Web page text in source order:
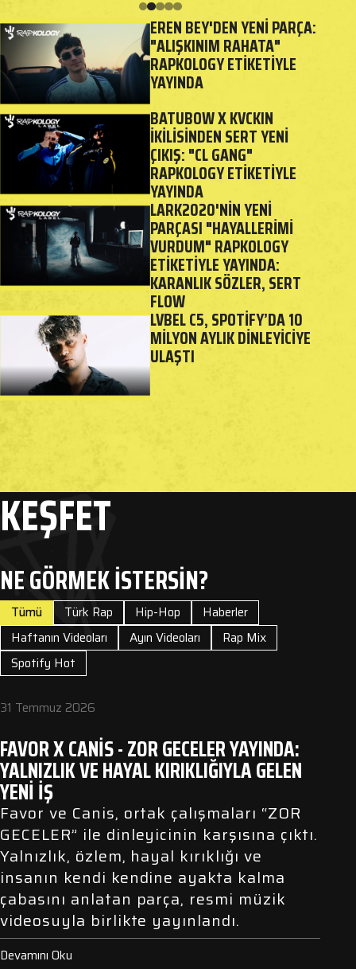
EREN BEY'DEN YENI PARÇA:
"ALIŞKINIM RAHATA"
RAPKOLOGY ETIKETIYLE
YAYINDA
BATUBOW X KVCKIN
İKILISINDEN SERT YENI
ÇIKIŞ: "CL GANG"
RAPKOLOGY ETIKETIYLE
YAYINDA
LARK2020'NIN YENI
PARÇASI "HAYALLERIMI
VURDUM" RAPKOLOGY
ETIKETIYLE YAYINDA:
KARANLIK SÖZLER, SERT
FLOW
LVBEL C5, SPOTIFY’DA 10
MILYON AYLIK DINLEYICIYE
ULAŞTI
KEŞFET
NE GÖRMEK İSTERSİN?
Tümü Türk Rap Hip-Hop
Haberler
Haftanın Videoları
Ayın Videoları
Rap Mix
Spotify Hot
31 Temmuz 2026
FAVOR X CANIS - ZOR GECELER YAYINDA:
YALNIZLIK VE HAYAL KIRIKLIĞIYLA GELEN
YENI İŞ
Favor ve Canis, ortak çalışmaları “ZOR
GECELER” ile dinleyicinin karşısına çıktı.
Yalnızlık, özlem, hayal kırıklığı ve
insanın kendi kendine ayakta kalma
çabasını anlatan parça, resmi müzik
videosuyla birlikte yayınlandı.
Devamını Oku